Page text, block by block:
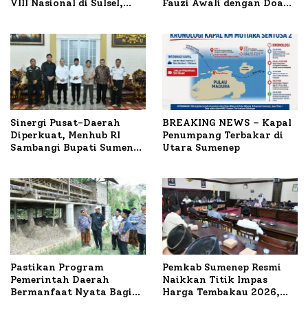
VIII Nasional di Sulsel,
Fauzi Awali dengan Doa
Sinergi Pusat-Daerah
Diperkuat, Menhub RI
Sambangi Bupati Sumenep
BREAKING NEWS – Kapal
Penumpang Terbakar di
Utara Sumenep
Pastikan Program
Pemerintah Daerah
Bermanfaat Nyata Bagi
Pemkab Sumenep Resmi
Naikkan Titik Impas
Harga Tembakau 2026,